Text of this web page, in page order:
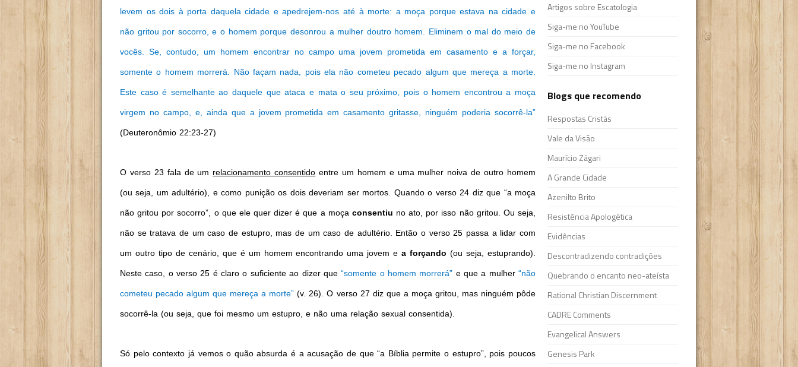
levem os dois à porta daquela cidade e apedrejem-nos até à morte: a moça porque estava na cidade e
não gritou por socorro, e o homem porque desonrou a mulher doutro homem. Eliminem o mal do meio de
vocês. Se, contudo, um homem encontrar no campo uma jovem prometida em casamento e a forçar,
somente o homem morrerá. Não façam nada, pois ela não cometeu pecado algum que mereça a morte.
Este caso é semelhante ao daquele que ataca e mata o seu próximo, pois o homem encontrou a moça
virgem no campo, e, ainda que a jovem prometida em casamento gritasse, ninguém poderia socorrê-la”
(Deuteronômio 22:23-27)
O verso 23 fala de um relacionamento consentido entre um homem e uma mulher noiva de outro homem
(ou seja, um adultério), e como punição os dois deveriam ser mortos. Quando o verso 24 diz que “a moça
não gritou por socorro”, o que ele quer dizer é que a moça consentiu no ato, por isso não gritou. Ou seja,
não se tratava de um caso de estupro, mas de um caso de adultério. Então o verso 25 passa a lidar com
um outro tipo de cenário, que é um homem encontrando uma jovem ea forçando (ou seja, estuprando).
Neste caso, o verso 25 é claro o suficiente ao dizer que“somente o homem morrerá” e que a mulher“não
cometeu pecado algum que mereça a morte”(v. 26). O verso 27 diz que a moça gritou, mas ninguém pôde
socorrê-la (ou seja, que foi mesmo um estupro, e não uma relação sexual consentida).
Só pelo contexto já vemos o quão absurda é a acusação de que “a Bíblia permite o estupro”, pois poucos
Artigos sobre Escatologia
Siga-me no YouTube
Siga-me no Facebook
Siga-me no Instagram
Blogs que recomendo
Respostas Cristãs
Vale da Visão
Maurício Zágari
A Grande Cidade
Azenilto Brito
Resistência Apologética
Evidências
Descontradizendo contradições
Quebrando o encanto neo-ateísta
Rational Christian Discernment
CADRE Comments
Evangelical Answers
Genesis Park